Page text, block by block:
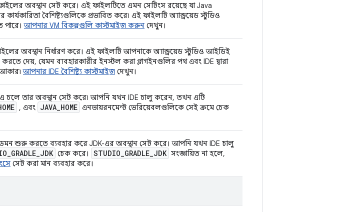
অবস্থান সেট করে। এই ফাইলটিতে এমন সেটিংস রয়েছে যা Java
কার্যকারিতা বৈশিষ্ট্যগুলিকে প্রভাবিত করে৷ এই ফাইলটি অ্যান্ড্রয়েড স্টুডিও
পারে।আপনার VM বিকল্পগুলি কাস্টমাইজ করুন দেখুন।
অবস্থান নির্ধারণ করে। এই ফাইলটি আপনাকে অ্যান্ড্রয়েড স্টুডিও আইডিই
করতে দেয়, যেমন ব্যবহারকারীর ইনস্টল করা প্লাগইনগুলির পথ এবং IDE দ্বারা
আকার৷আপনার IDE বৈশিষ্ট্য কাস্টমাইজ দেখুন।
এ চলে তার অবস্থান সেট করে৷ আপনি যখন IDE চালু করেন, তখন এটি
, এবং JAVA_HOME এনভায়রনমেন্ট ভেরিয়েবলগুলিকে সেই ক্রমে চেক
ডেমন শুরু করতে ব্যবহার করে JDK-এর অবস্থান সেট করে। আপনি যখন IDE চালু
_GRADLE_JDK চেক করে। STUDIO_GRADLE_JDK সংজ্ঞায়িত না হলে,
সেট করা মান ব্যবহার করে।